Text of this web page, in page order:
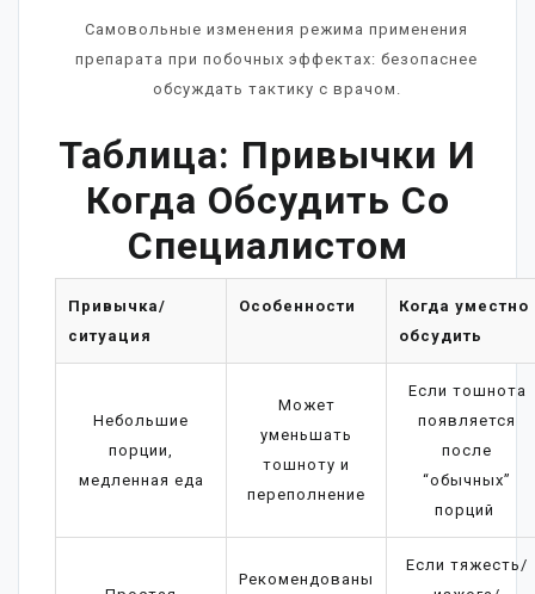
Самовольные изменения режима применения
препарата при побочных эффектах: безопаснее
обсуждать тактику с врачом.
Таблица: Привычки И
Когда Обсудить Со
Специалистом
Привычка/
ситуация
Особенности
Когда уместно
обсудить
Небольшие
порции,
медленная еда
Может
уменьшать
тошноту и
переполнение
Если тошнота
появляется
после
“обычных”
порций
Рекомендованы
Если тяжесть/